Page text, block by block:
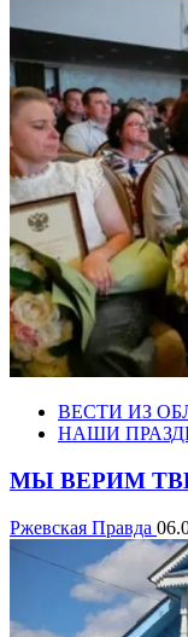
ВЕСТИ ИЗ
НАШИ
МЫ ВЕРИМ
Ржевская Правда